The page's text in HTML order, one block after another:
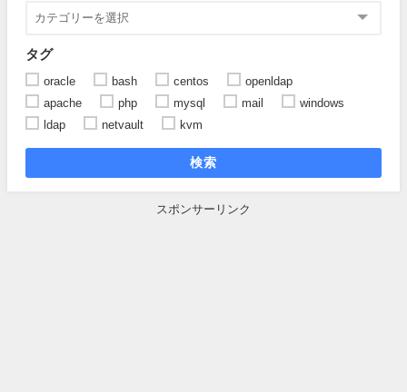
タグ
oracle bash centos
openldap
apache
php mysql mail
windows
ldap
netvault kvm
検索
スポンサーリンク